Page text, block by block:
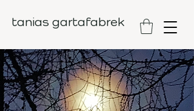
tanias gartafabrek